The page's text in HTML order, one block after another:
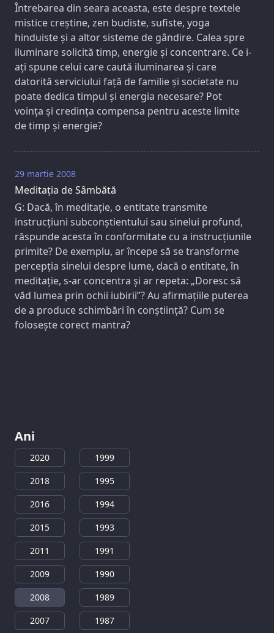
Întrebarea din seara aceasta, este despre textele
mistice creștine, zen budiste, sufiste, yoga
hinduiste și a altor sisteme de gândire. Calea spre
iluminare solicită timp, energie și concentrare. Ce i-
ați spune celui care caută iluminarea și care
datorită serviciului față de familie și societate nu
poate dedica timpul și energia necesare? Pot
voința și credința compensa pentru aceste limite
de timp și energie?
29 martie 2008
Meditația de Sâmbătă
G: Dacă, în meditație, o entitate transmite
instrucțiuni subconștientului sau sinelui profund,
răspunde acesta în conformitate cu a instrucțiunile
primite? De exemplu, ar începe să se transforme
percepția sinelui despre lume, dacă o entitate, în
meditație, s-ar concentra și ar repeta: „Doresc să
văd lumea prin ochii iubirii”? Au afirmațiile puterea
de a produce schimbări în conștiință? Cum se
folosește corect mantra?
Ani
2020
2018
2016
2015
2011
2009
2008
2007
1999
1995
1994
1993
1991
1990
1989
1987